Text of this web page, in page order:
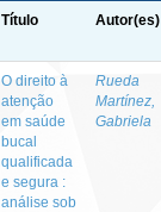
Título Autor(es)
O direito à
atenção
em saúde
bucal
qualificada
e segura :
análise sob
Rueda
Martínez,
Gabriela